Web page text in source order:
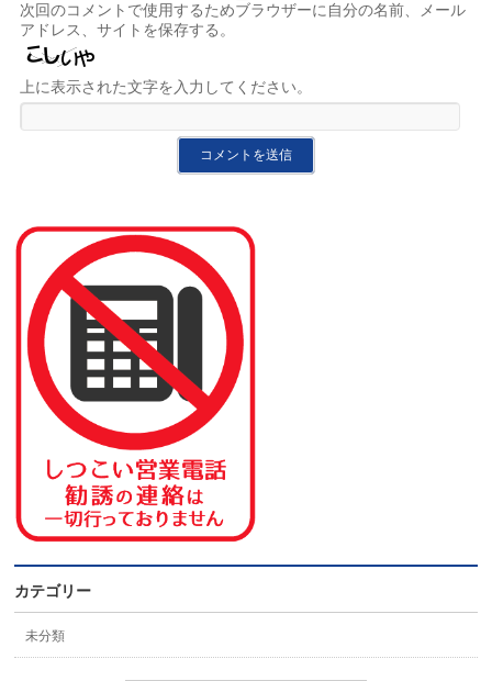
次回のコメントで使用するためブラウザーに自分の名前、メール
アドレス、サイトを保存する。
上に表示された文字を入力してください。
カテゴリー
未分類